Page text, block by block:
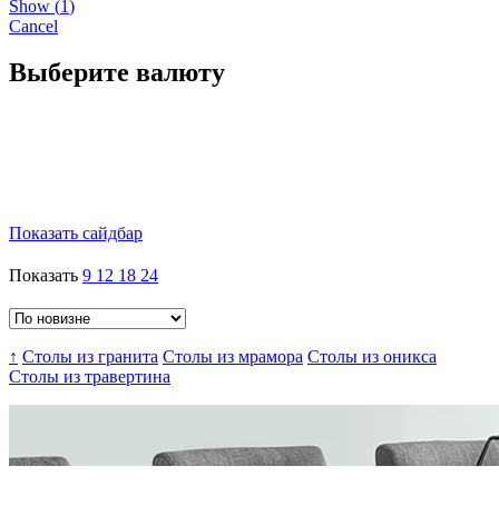
Show (1)
Cancel
Выберите валюту
Показать сайдбар
Показать 9 12 18 24
↑ Столы из гранита Столы из мрамора Столы из оникса
Столы из травертина